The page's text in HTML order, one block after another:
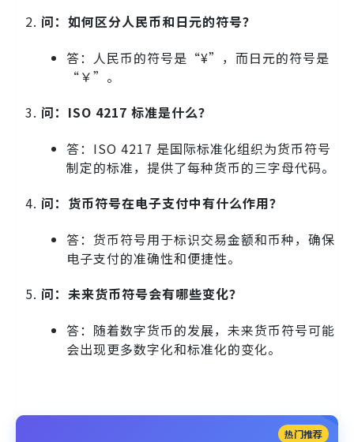
问：如何区分人民币和日元的符号？
答：人民币的符号是“¥”，而日元的符号是
“￥”。
问：ISO 4217 标准是什么？
答：ISO 4217 是国际标准化组织为货币符号
制定的标准，提供了每种货币的三字母代码。
问：货币符号在电子支付中有什么作用？
答：货币符号用于标识交易金额和币种，确保
电子支付的准确性和便捷性。
问：未来货币符号会有哪些变化？
答：随着数字货币的发展，未来货币符号可能
会出现更多数字化和标准化的变化。
热门推荐